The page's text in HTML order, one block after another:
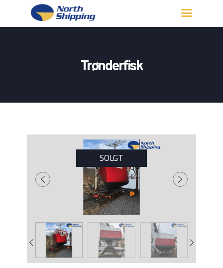
Trønderfisk
KONTAKT OSS
SOLGT